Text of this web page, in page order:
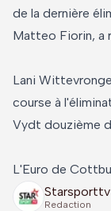
de la dernière
Matteo Fiorin, a
Lani
course à
Vydt douzième
L'Euro de
Starsporttv
Redaction